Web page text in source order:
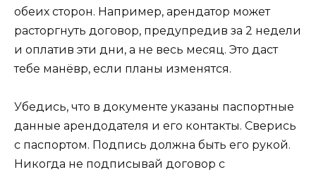
обеих сторон. Например, арендатор может
расторгнуть договор, предупредив за 2 недели
и оплатив эти дни, а не весь месяц. Это даст
тебе манёвр, если планы изменятся.
Убедись, что в документе указаны паспортные
данные арендодателя и его контакты. Сверись
с паспортом. Подпись должна быть его рукой.
Никогда не подписывай договор с